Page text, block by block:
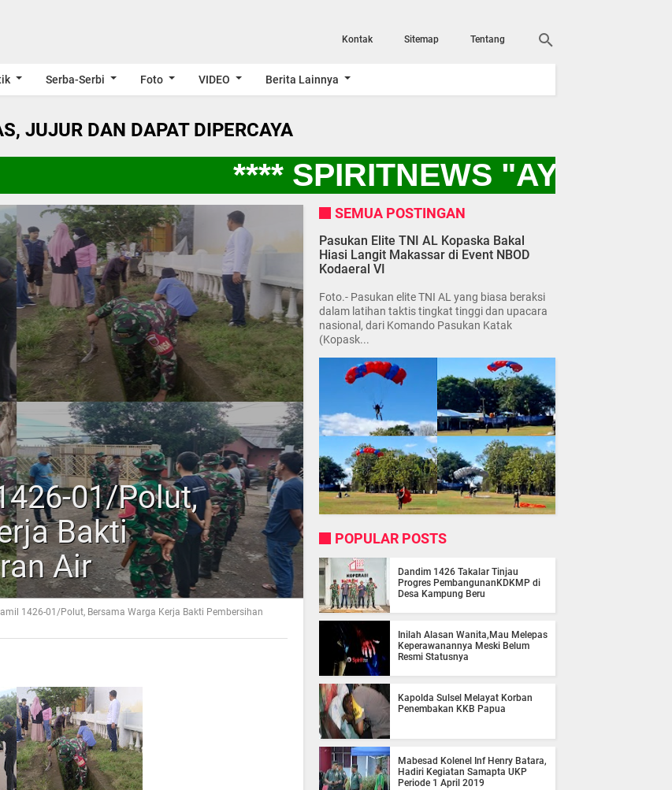
Kontak Sitemap Tentang
Serba-Serbi Foto VIDEO Berita Lainnya
JUJUR DAN DAPAT DIPERCAYA
**** SPIRITNEWS "AYO KITA
01/Polut,
Bakti
Air
1426-01/Polut, Bersama Warga Kerja Bakti Pembersihan
SEMUA POSTINGAN
Pasukan Elite TNI AL Kopaska Bakal
Hiasi Langit Makassar di Event NBOD
Kodaeral VI
Foto.- Pasukan elite TNI AL yang biasa beraksi
dalam latihan taktis tingkat tinggi dan upacara
nasional, dari Komando Pasukan Katak
(Kopask...
POPULAR POSTS
Dandim 1426 Takalar Tinjau
Progres PembangunanKDKMP di
Desa Kampung Beru
Inilah Alasan Wanita,Mau Melepas
Keperawanannya Meski Belum
Resmi Statusnya
Kapolda Sulsel Melayat Korban
Penembakan KKB Papua
Mabesad Kolenel Inf Henry Batara,
Hadiri Kegiatan Samapta UKP
Periode 1 April 2019